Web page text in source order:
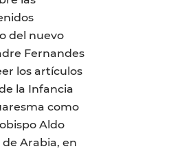
del nuevo
Fernandes
los artículos
la Infancia
como
Aldo
Arabia, en